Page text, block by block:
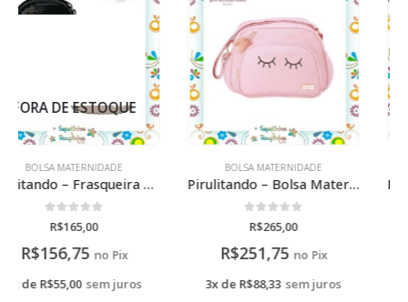
BOLSA MATERNIDADE
Pirulitando – Bolsa Maternidade Grande – Chuva De Amor
R$265,00
R$251,75 no Pix
3x deR$ 88,33 sem juros
BOLSA MATERNIDADE
Pirulitando – Bolsa Maternidade Coleção Esperança
R$400,00
R$380,00 no Pix
3x deR$133,33 sem juros